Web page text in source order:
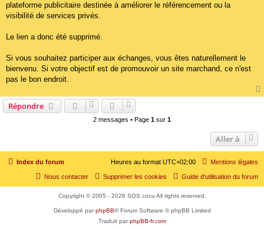
plateforme publicitaire destinée à améliorer le référencement ou la
visibilité de services privés.
Le lien a donc été supprimé.
Si vous souhaitez participer aux échanges, vous êtes naturellement le
bienvenu. Si votre objectif est de promouvoir un site marchand, ce n'est
pas le bon endroit.
Répondre
2 messages • Page 1 sur 1
Aller à
Index du forum Mentions légales
Heures au format UTC+02:00
Guide d'utilisation du forum
Supprimer les cookies
Nous contacter
Copyright © 2005 - 2026 SOS cocu All rights reserved.
Développé parphpBB® Forum Software © phpBB Limited
Traduit parphpBB-fr.com